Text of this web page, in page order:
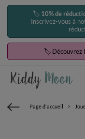
🏷️ 10% de
Inscrivez-vous à
🏷️ Découvrez
Page d'accueil